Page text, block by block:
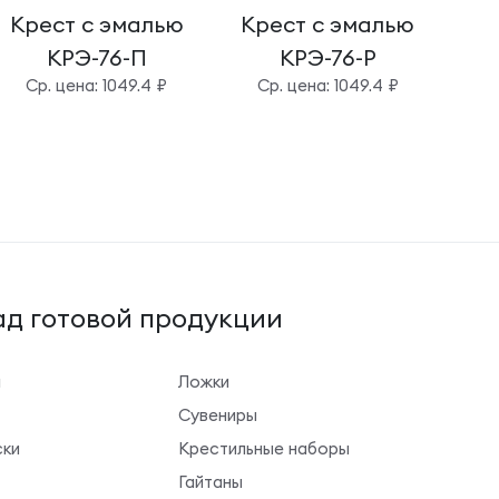
Крест с эмалью
КРЭ-76-П
Cр. цена: 1049.4 ₽
Крест с эмалью
КРЭ-76-Р
Cр. цена: 1049.4 ₽
готовой продукции
Ложки
Сувениры
Крестильные наборы
Гайтаны